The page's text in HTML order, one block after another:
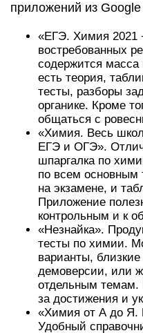
приложений из
«ЕГЭ. Химия 2021
востребованных
содержится
есть теория,
тесты, разборы
органике. Кроме
общаться с
«Химия. Весь
ЕГЭ и ОГЭ».
шпаргалка по
по всем основным
на экзамене, и
Приложение
контрольным и к
«Незнайка».
тесты по химии.
варианты, близкие
демоверсии, или
отдельным темам.
за достижения и
«Химия от А до Я.
Удобный